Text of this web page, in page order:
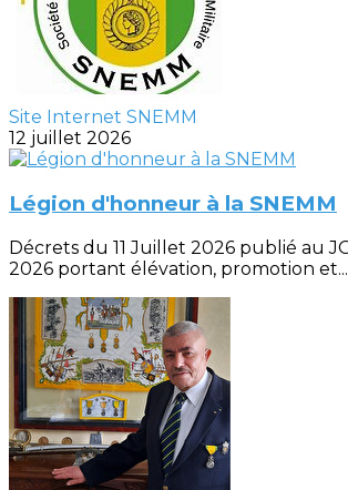
Site Internet SNEMM
12 juillet 2026
Légion d'honneur à la SNEMM
Décrets du 11 Juillet 2026 publié au
2026 portant élévation, promotion et...